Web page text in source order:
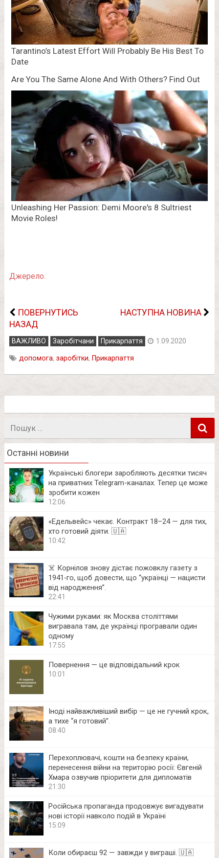
Джерело.
ПОВЕРНУТИСЬ
НАЗАД
НАСТУПНА НОВИНА
ВАЖЛИВО Заробітчани Прикарпаття 1.09.2020
допомога, заробітки, Прикарпаття
Останні новини
Українські блогери заробляють десятки тисяч
на приватних Telegram-каналах. Тепер це може
зробити кожен
12:06
«Едельвейс» чекає. Контракт 18–24 — для тих,
хто готовий діяти. 🇺🇦
10:42
☠️ Корнілов знову дістає пожовклу газету з
1941‑го, щоб довести, що “українці — нацисти
від народження”.
22:41
Чужими руками: як Москва століттями
вигравала там, де українці програвали один
одному
17:55
Повернення — це відповідальний крок
10:01
Іноді найважливіший вибір — це не гучний крок,
а тихе “я готовий”.
08:40
Перехоплювачі, кошти на безпеку країни,
перенесення війни на територію росії: Євгеній
Хмара озвучив пріоритети для дипломатів
21:30
Російська пропаганда продовжує вигадувати
нові історії навколо подій в Україні
15:09
Коли обираєш 92 — завжди у виграші. 🇺🇦